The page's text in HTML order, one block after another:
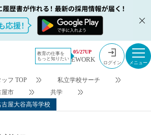
教育の仕事を
もっと知りたい
05/27UP
EWORK ログイン
検索条件変更
フ TOP
私立学校サーチ
屋市
共学
古屋大谷高等学校